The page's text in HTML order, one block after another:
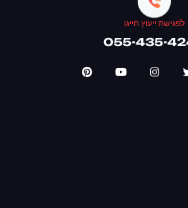
לפגישת ייעוץ חייגו
055-435-